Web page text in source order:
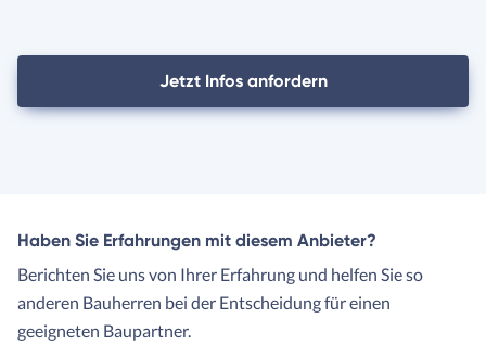
Jetzt Infos anfordern
Haben Sie Erfahrungen mit diesem Anbieter?
Berichten Sie uns von Ihrer Erfahrung und helfen Sie so
anderen Bauherren bei der Entscheidung für einen
geeigneten Baupartner.